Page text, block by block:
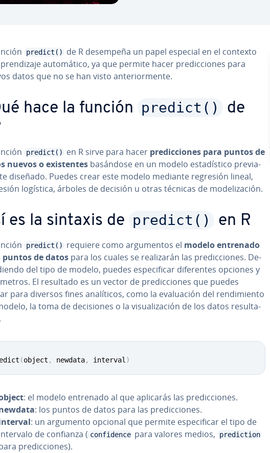
predict()
de R desempeña un papel especial en el contexto
au­to­má­ti­co, ya que permite hacer pre­di­c­cio­nes para
datos que no se han visto an­te­rio­r­me­n­te.
hace la función predict()
de
predict() en R sirve para hacer pre­di­c­cio­nes para puntos de
nuevos o exi­s­te­n­tes basándose en un modelo es­ta­dí­s­ti­co pre­via­
diseñado. Puedes crear este modelo mediante regresión lineal,
logística, árboles de decisión u otras técnicas de mo­de­li­za­ción.
es la sintaxis de predict() en R
predict() requiere como ar­gu­me­n­tos el modelo entrenado
puntos de datos para los cuales se rea­li­za­rán las pre­di­c­cio­nes. De­
del tipo de modelo, puedes es­pe­ci­fi­car di­fe­re­n­tes opciones y
El resultado es un vector de pre­di­c­cio­nes que puedes
para diversos fines ana­lí­ti­cos, como la eva­lua­ción del re­n­di­mie­n­to
la toma de de­ci­sio­nes o la vi­sua­li­za­ción de los datos re­su­l­ta­
(object , newdata, interval )
: el modelo entrenado al que aplicarás las pre­di­c­cio­nes.
: los puntos de datos para las pre­di­c­cio­nes.
: un argumento opcional que permite es­pe­ci­fi­car el tipo de
de confianza ( confidence para valores medios, prediction
pre­di­c­cio­nes).